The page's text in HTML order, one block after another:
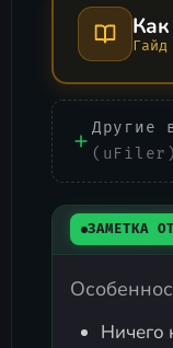
Как
Другие
(uFiler)
ЗАМЕТКА
Ничего